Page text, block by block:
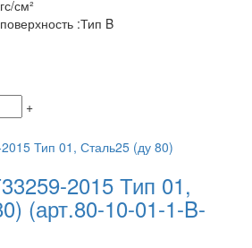
см²
:Тип B
+
2015 Тип 01,
(арт.80-10-01-1-B-